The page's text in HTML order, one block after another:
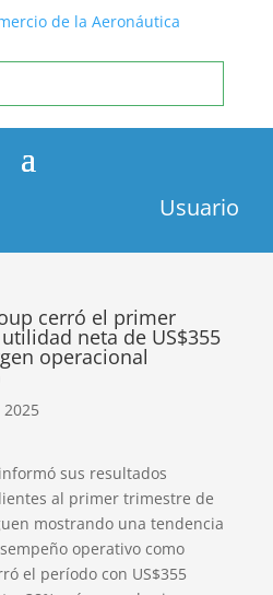
Usuario
cerró el primer
neta de US$355
operacional
sus resultados
al primer trimestre de
mostrando una tendencia
operativo como
el período con US$355